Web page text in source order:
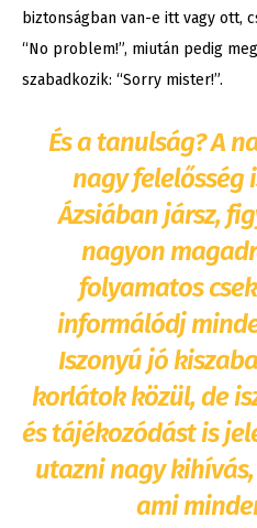
biztonságban van-e itt vagy ott,
“No problem!”, miután pedig
szabadkozik: “Sorry mister!”.
És a tanulság? A
nagy felelősség
Ázsiában jársz,
nagyon
folyamatos
informálódj
Iszonyú jó
korlátok közül, de
és tájékozódást is
utazni nagy
ami